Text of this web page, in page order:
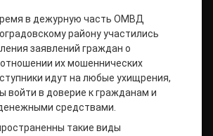
в дежурную часть ОМВД
району участились
заявлений граждан о
их мошеннических
идут на любые ухищрения,
войти в доверие к гражданам и
средствами.
такие виды